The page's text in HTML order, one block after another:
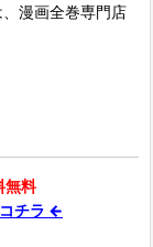
漫画全巻専門店
無料
チラ ←